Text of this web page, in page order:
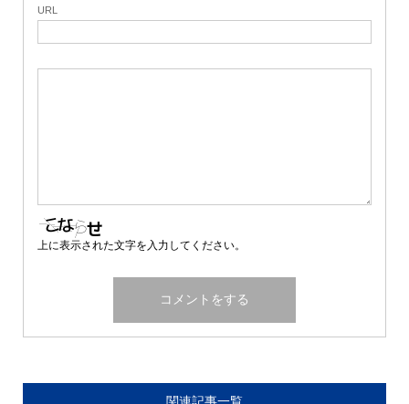
URL
上に表示された文字を入力してください。